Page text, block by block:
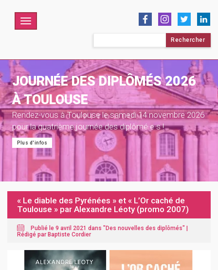
Menu
JOURNÉE DES DIPLÔMÉS 2026
À TOULOUSE
Rendez-vous à Toulouse le samedi 14 novembre 2026
pour la quatrième journée des diplômé·e·s !
Plus d'infos
« Le diable des Pyrénées » et « L’Or caché de
Toulouse » par Alexandre Léoty (promo 2007)
Publié le 9 avril 2021 dans "Des nouvelles des diplômés" |
Rédigé par Baptiste Cordier